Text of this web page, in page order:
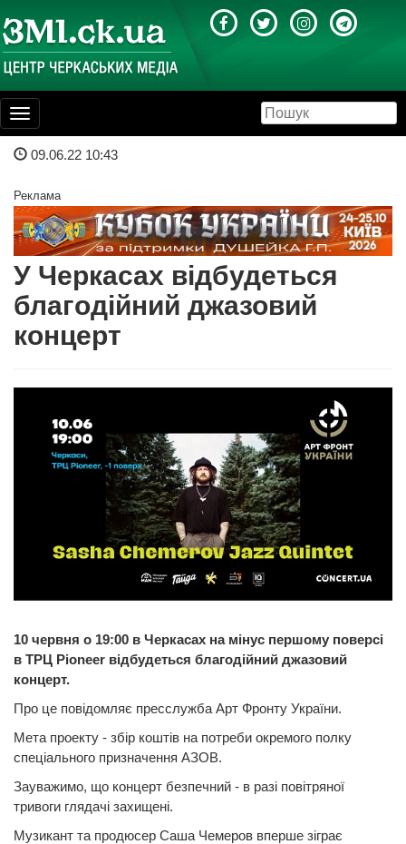
Toggle
navigation
09.06.22 10:43
Реклама
У Черкасах відбудеться
благодійний джазовий
концерт
10 червня о 19:00 в Черкасах на мінус першому поверсі
в ТРЦ Pioneer відбудеться благодійний джазовий
концерт.
Про це повідомляє пресслужба Арт Фронту України.
Мета проекту - збір коштів на потреби окремого полку
спеціального призначення АЗОВ.
Зауважимо, що концерт безпечний - в разі повітряної
тривоги глядачі захищені.
Музикант та продюсер Саша Чемеров вперше зіграє